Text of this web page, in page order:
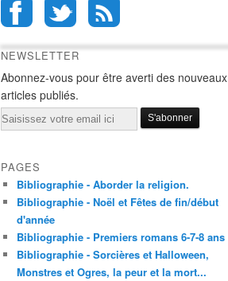
NEWSLETTER
Abonnez-vous pour être averti des nouveaux
articles publiés.
Email
PAGES
Bibliographie - Aborder la religion.
Bibliographie - Noël et Fêtes de fin/début
d'année
Bibliographie - Premiers romans 6-7-8 ans
Bibliographie - Sorcières et Halloween,
Monstres et Ogres, la peur et la mort...